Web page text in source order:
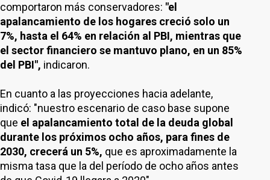
comportaron más conservadores: "el
apalancamiento de los hogares creció solo un
7%, hasta el 64% en relación al PBI, mientras que
el sector financiero se mantuvo plano, en un 85%
del PBI", indicaron.
En cuanto a las proyecciones hacia adelante,
indicó: "nuestro escenario de caso base supone
que el apalancamiento total de la deuda global
durante los próximos ocho años, para fines de
2030, crecerá un 5%, que es aproximadamente la
misma tasa que la del período de ocho años antes